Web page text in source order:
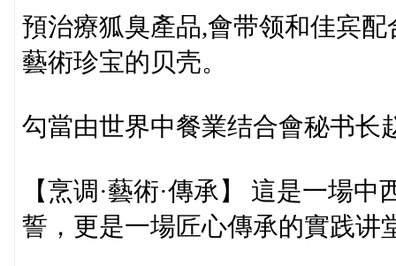
預治療狐臭產品,會带领和佳宾
藝術珍宝的贝壳。
勾當由世界中餐業结合會秘书长
【烹调·藝術·傳承】 這是一場
誓，更是一場匠心傳承的實践讲